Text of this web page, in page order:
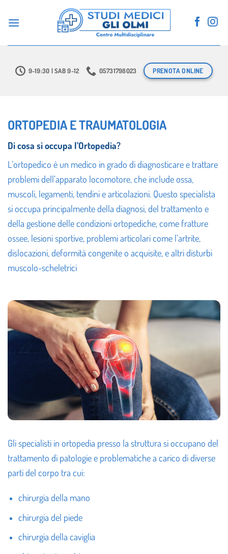
9-19:30 | SAB 9-12 05731798023 PRENOTA ONLINE
ORTOPEDIA E TRAUMATOLOGIA
Di cosa si occupa l’Ortopedia?
L’ortopedico è un medico in grado di diagnosticare e trattare
problemi dell’apparato locomotore, che include ossa,
muscoli, legamenti, tendini e articolazioni. Questo specialista
si occupa principalmente della diagnosi, del trattamento e
della gestione delle condizioni ortopediche, come fratture
ossee, lesioni sportive, problemi articolari come l’artrite,
dislocazioni, deformità congenite o acquisite, e altri disturbi
muscolo-scheletrici
Gli specialisti in ortopedia presso la struttura si occupano del
trattamento di patologie e problematiche a carico di diverse
parti del corpo tra cui:
chirurgia della mano
chirurgia del piede
chirurgia della caviglia